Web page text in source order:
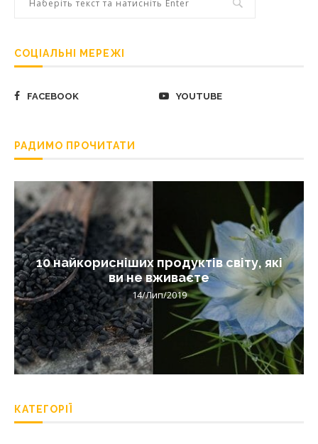
СОЦІАЛЬНІ МЕРЕЖІ
FACEBOOK YOUTUBE
РАДИМО ПРОЧИТАТИ
10 найкорисніших продуктів світу, які
ви не вживаєте
14/Лип/2019
КАТЕГОРІЇ